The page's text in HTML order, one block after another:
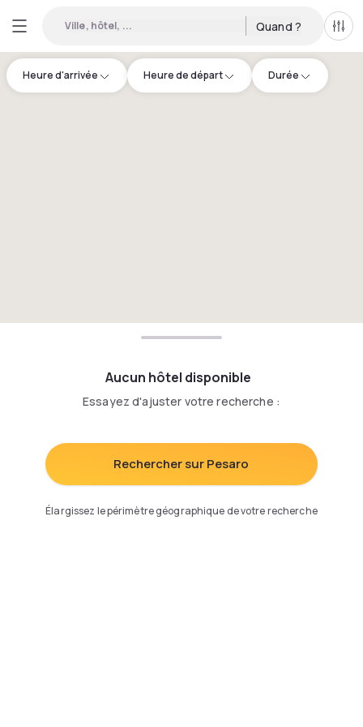
Ville, hôtel, ... Quand ?
Heure d'arrivée Heure de départ Durée
Aucun hôtel disponible
Essayez d'ajuster votre recherche :
Rechercher sur Pesaro
Élargissez le périmètre géographique de votre recherche